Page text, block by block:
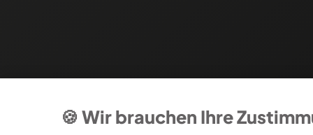
🍪 Wir brauchen Ihre